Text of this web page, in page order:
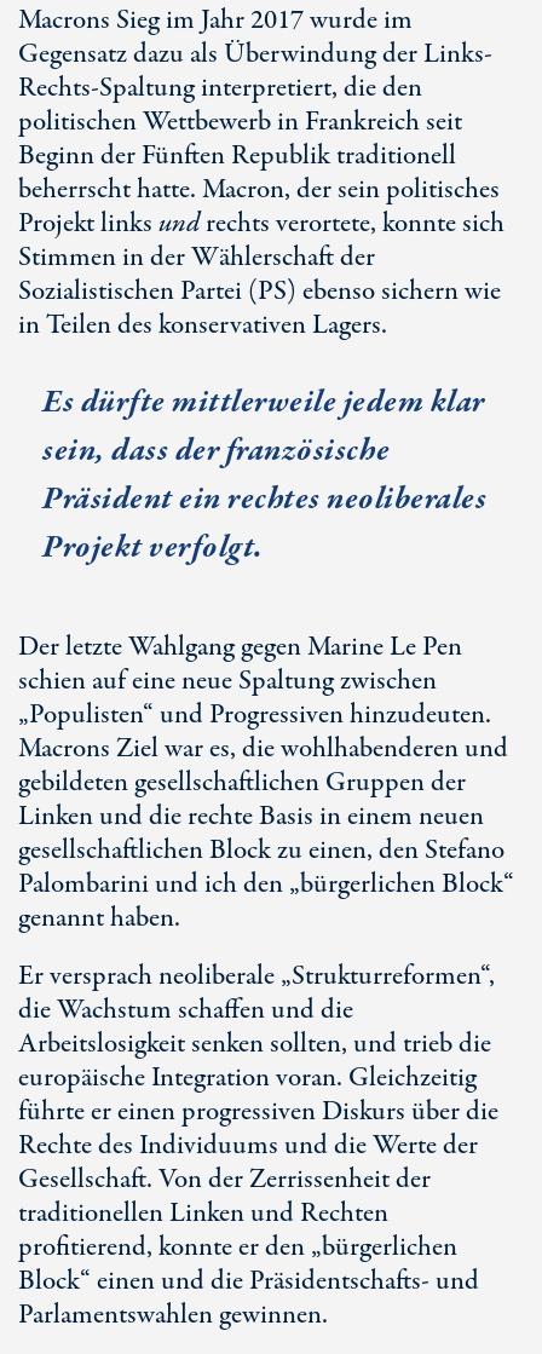
Macrons Sieg im Jahr 2017 wurde im
Gegensatz dazu als Überwindung der Links-
Rechts-Spaltung interpretiert, die den
politischen Wettbewerb in Frankreich seit
Beginn der Fünften Republik traditionell
beherrscht hatte. Macron, der sein politisches
Projekt linksundrechts verortete, konnte sich
Stimmen in der Wählerschaft der
Sozialistischen Partei (PS) ebenso sichern wie
in Teilen des konservativen Lagers.
Es dürfte mittlerweile jedem klar
sein, dass der französische
Präsident ein rechtes neoliberales
Projekt verfolgt.
Der letzte Wahlgang gegen Marine Le Pen
schien auf eine neue Spaltung zwischen
„Populisten“ und Progressiven hinzudeuten.
Macrons Ziel war es, die wohlhabenderen und
gebildeten gesellschaftlichen Gruppen der
Linken und die rechte Basis in einem neuen
gesellschaftlichen Block zu einen, den Stefano
Palombarini und ich den „bürgerlichen Block“
genannt haben.
Er versprach neoliberale „Strukturreformen“,
die Wachstum schaffen und die
Arbeitslosigkeit senken sollten, und trieb die
europäische Integration voran. Gleichzeitig
führte er einen progressiven Diskurs über die
Rechte des Individuums und die Werte der
Gesellschaft. Von der Zerrissenheit der
traditionellen Linken und Rechten
profitierend, konnte er den „bürgerlichen
Block“ einen und die Präsidentschafts- und
Parlamentswahlen gewinnen.